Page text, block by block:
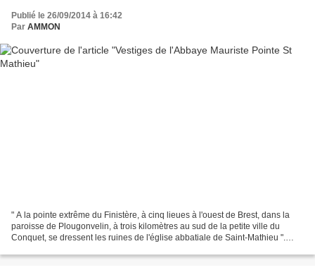
Publié le 26/09/2014 à 16:42
Par AMMON
" A la pointe extrême du Finistère, à cinq lieues à l'ouest de Brest, dans la
paroisse de Plougonvelin, à trois kilomètres au sud de la petite ville du
Conquet, se dressent les ruines de l'église abbatiale de Saint-Mathieu ".